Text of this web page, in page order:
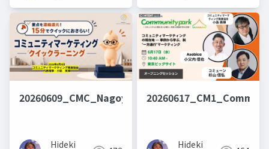
20260609_CMC_Nagoya_QuickLearning
Hideki Hideki